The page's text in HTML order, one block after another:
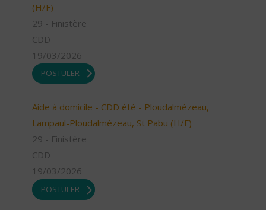
(H/F)
29 - Finistère
CDD
19/03/2026
POSTULER
Aide à domicile - CDD été - Ploudalmézeau,
Lampaul-Ploudalmézeau, St Pabu (H/F)
29 - Finistère
CDD
19/03/2026
POSTULER